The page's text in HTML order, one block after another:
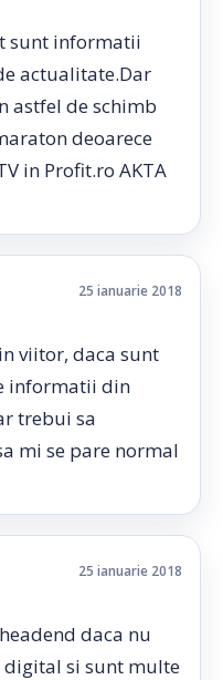
sunt informatii
actualitate.Dar
astfel de schimb
deoarece
in Profit.ro AKTA
25 ianuarie 2018
viitor, daca sunt
informatii din
trebui sa
mi se pare normal
25 ianuarie 2018
daca nu
digital si sunt multe